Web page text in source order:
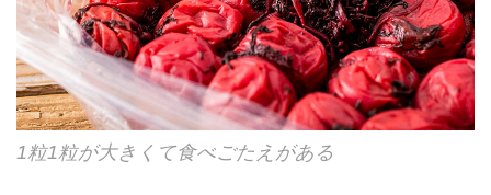
1粒1粒が大きくて食べごたえがある